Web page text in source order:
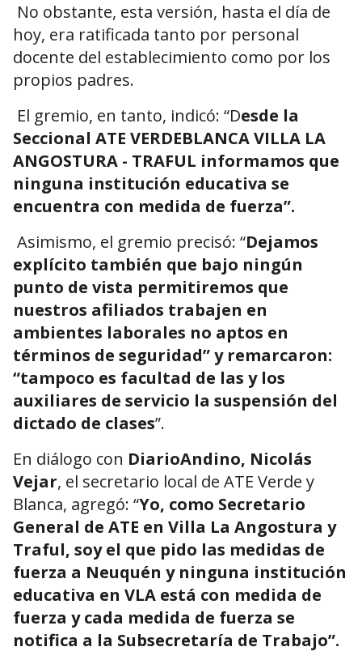
No obstante, esta versión, hasta el día de
hoy, era ratificada tanto por personal
docente del establecimiento como por los
propios padres.
El gremio, en tanto, indicó: “Desde la
Seccional ATE VERDEBLANCA VILLA LA
ANGOSTURA - TRAFUL informamos que
ninguna institución educativa se
encuentra con medida de fuerza”.
Asimismo, el gremio precisó: “Dejamos
explícito también que bajo ningún
punto de vista permitiremos que
nuestros afiliados trabajen en
ambientes laborales no aptos en
términos de seguridad” y remarcaron:
“tampoco es facultad de las y los
auxiliares de servicio la suspensión del
dictado de clases”.
En diálogo con DiarioAndino, Nicolás
Vejar, el secretario local de ATE Verde y
Blanca, agregó: “Yo, como Secretario
General de ATE en Villa La Angostura y
Traful, soy el que pido las medidas de
fuerza a Neuquén y ninguna institución
educativa en VLA está con medida de
fuerza y cada medida de fuerza se
notifica a la Subsecretaría de Trabajo”.